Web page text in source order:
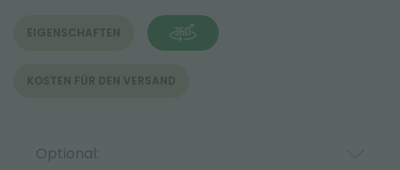
EIGENSCHAFTEN
KOSTEN FÜR DEN VERSAND
Optional: